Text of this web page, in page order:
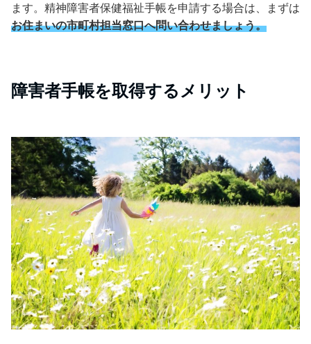
ます。精神障害者保健福祉手帳を申請する場合は、まずは
お住まいの市町村担当窓口へ問い合わせましょう。
障害者手帳を取得するメリット